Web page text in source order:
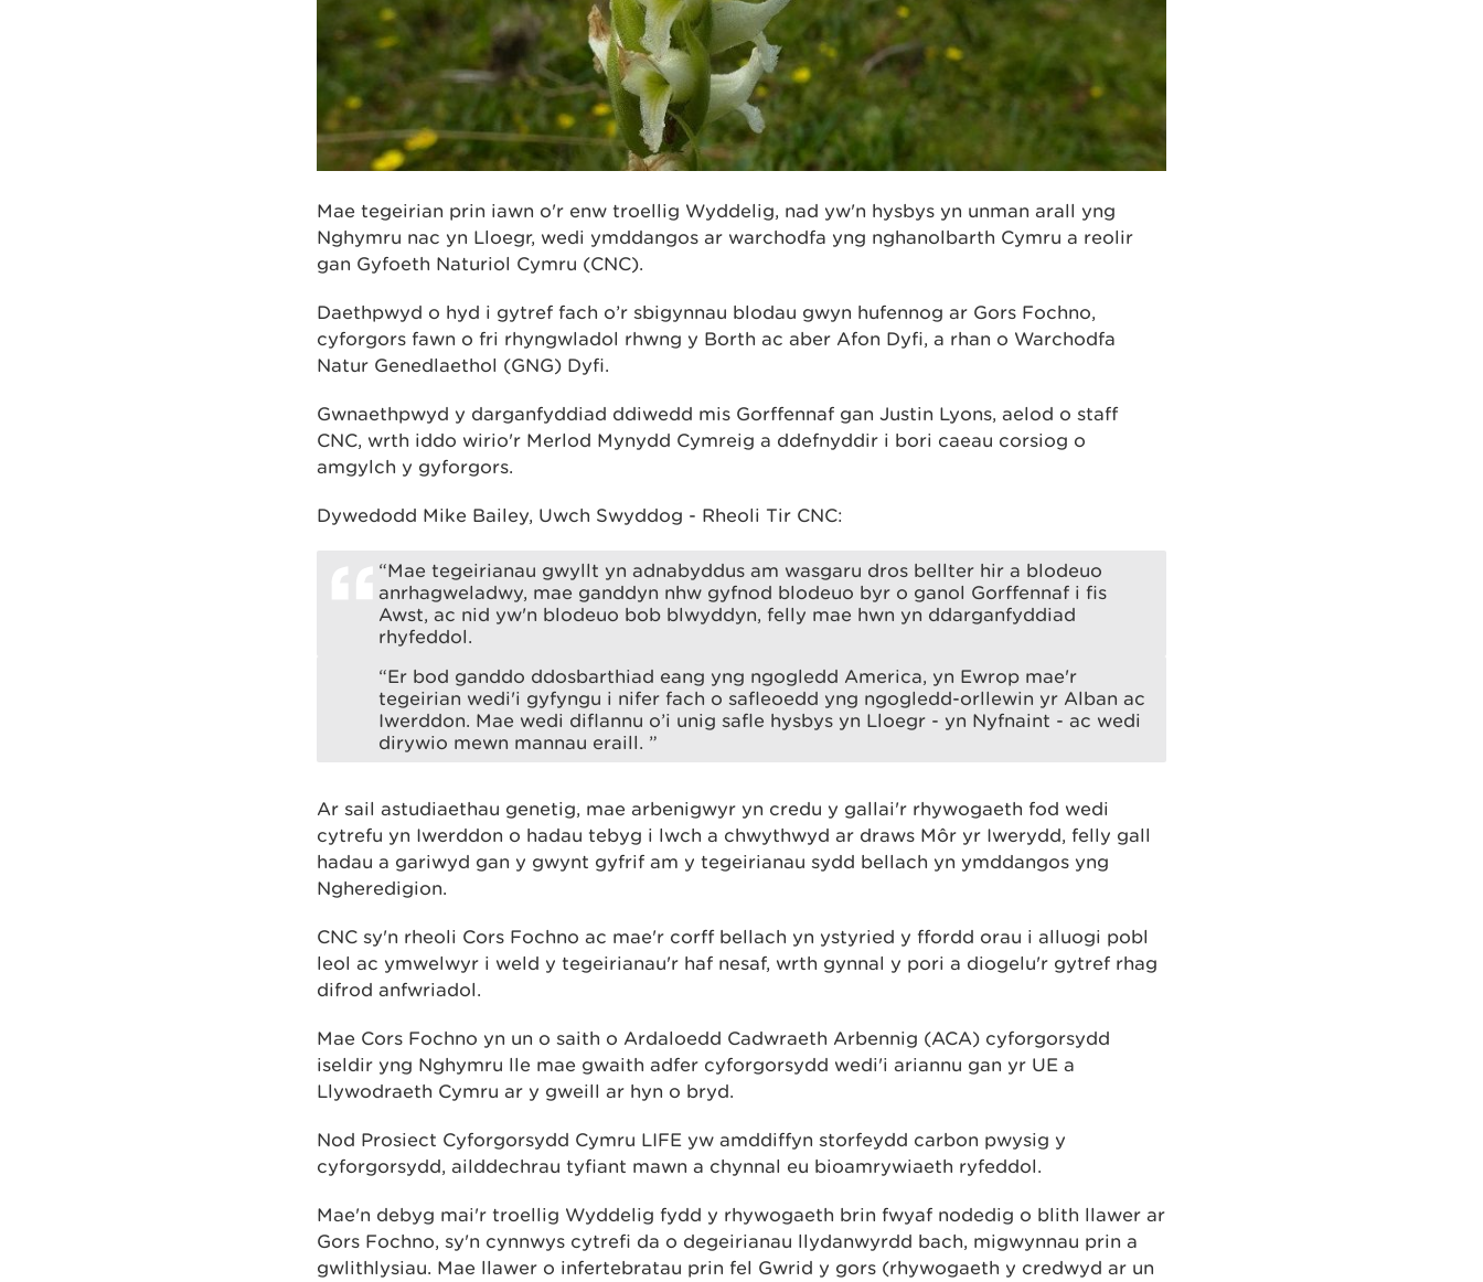
Mae tegeirian prin iawn o'r enw troellig Wyddelig, nad yw'n hysbys yn unman arall yng
Nghymru nac yn Lloegr, wedi ymddangos ar warchodfa yng nghanolbarth Cymru a reolir
gan Gyfoeth Naturiol Cymru (CNC).
Daethpwyd o hyd i gytref fach o’r sbigynnau blodau gwyn hufennog ar Gors Fochno,
cyforgors fawn o fri rhyngwladol rhwng y Borth ac aber Afon Dyfi, a rhan o Warchodfa
Natur Genedlaethol (GNG) Dyfi.
Gwnaethpwyd y darganfyddiad ddiwedd mis Gorffennaf gan Justin Lyons, aelod o staff
CNC, wrth iddo wirio'r Merlod Mynydd Cymreig a ddefnyddir i bori caeau corsiog o
amgylch y gyforgors.
Dywedodd Mike Bailey, Uwch Swyddog - Rheoli Tir CNC:
“Mae tegeirianau gwyllt yn adnabyddus am wasgaru dros bellter hir a blodeuo
anrhagweladwy, mae ganddyn nhw gyfnod blodeuo byr o ganol Gorffennaf i fis
Awst, ac nid yw'n blodeuo bob blwyddyn, felly mae hwn yn ddarganfyddiad
rhyfeddol.
“Er bod ganddo ddosbarthiad eang yng ngogledd America, yn Ewrop mae'r
tegeirian wedi'i gyfyngu i nifer fach o safleoedd yng ngogledd-orllewin yr Alban ac
Iwerddon. Mae wedi diflannu o’i unig safle hysbys yn Lloegr - yn Nyfnaint - ac wedi
dirywio mewn mannau eraill. ”
Ar sail astudiaethau genetig, mae arbenigwyr yn credu y gallai'r rhywogaeth fod wedi
cytrefu yn Iwerddon o hadau tebyg i lwch a chwythwyd ar draws Môr yr Iwerydd, felly gall
hadau a gariwyd gan y gwynt gyfrif am y tegeirianau sydd bellach yn ymddangos yng
Ngheredigion.
CNC sy'n rheoli Cors Fochno ac mae'r corff bellach yn ystyried y ffordd orau i alluogi pobl
leol ac ymwelwyr i weld y tegeirianau'r haf nesaf, wrth gynnal y pori a diogelu'r gytref rhag
difrod anfwriadol.
Mae Cors Fochno yn un o saith o Ardaloedd Cadwraeth Arbennig (ACA) cyforgorsydd
iseldir yng Nghymru lle mae gwaith adfer cyforgorsydd wedi'i ariannu gan yr UE a
Llywodraeth Cymru ar y gweill ar hyn o bryd.
Nod Prosiect Cyforgorsydd Cymru LIFE yw amddiffyn storfeydd carbon pwysig y
cyforgorsydd, ailddechrau tyfiant mawn a chynnal eu bioamrywiaeth ryfeddol.
Mae'n debyg mai'r troellig Wyddelig fydd y rhywogaeth brin fwyaf nodedig o blith llawer ar
Gors Fochno, sy'n cynnwys cytrefi da o degeirianau llydanwyrdd bach, migwynnau prin a
gwlithlysiau. Mae llawer o infertebratau prin fel Gwrid y gors (rhywogaeth y credwyd ar un